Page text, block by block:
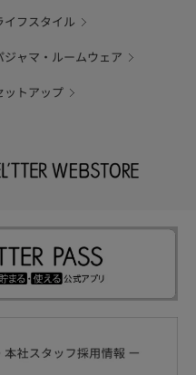
イフスタイル
ジャマ・ルームウェア
ットアップ